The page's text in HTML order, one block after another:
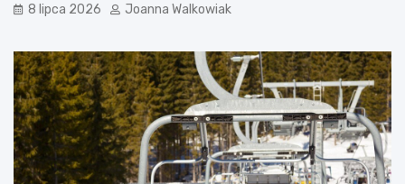
8 lipca 2026 Joanna Walkowiak